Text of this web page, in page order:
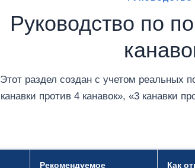
Руководство по
Этот раздел создан с учетом реальных
канавки против 4 канавок», «3 канавки
Рекомендуемое Как